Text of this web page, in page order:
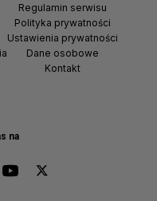
na
Regulamin serwisu
Polityka prywatności
Ustawienia prywatności
Dane osobowe
Kontakt